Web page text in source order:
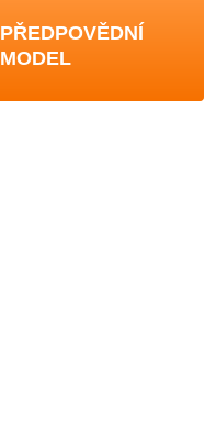
PŘEDPOVĚDNÍ
MODEL